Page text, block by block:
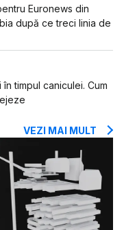
Euronews din
după ce treci linia de
timpul caniculei. Cum
VEZI MAI MULT